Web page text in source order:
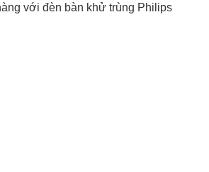
với đèn bàn khử trùng Philips